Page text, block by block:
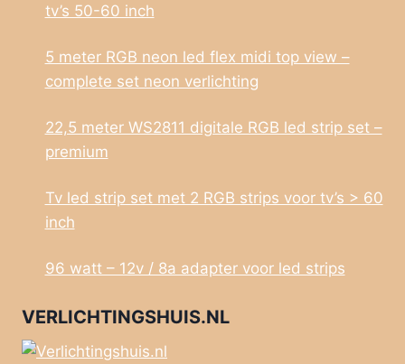
tv’s 50-60 inch
5 meter RGB neon led flex midi top view –
complete set neon verlichting
22,5 meter WS2811 digitale RGB led strip set –
premium
Tv led strip set met 2 RGB strips voor tv’s > 60
inch
96 watt – 12v / 8a adapter voor led strips
VERLICHTINGSHUIS.NL